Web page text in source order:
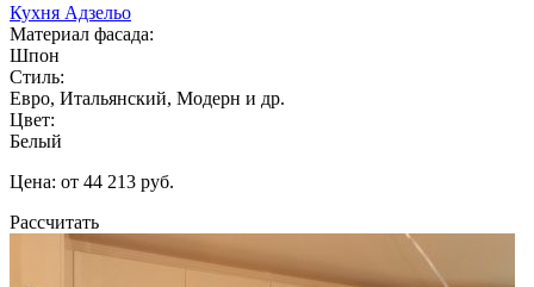
Кухня Адзельо
Материал фасада:
Шпон
Стиль:
Евро, Итальянский, Модерн и др.
Цвет:
Белый
Цена: от 44 213 руб.
Рассчитать